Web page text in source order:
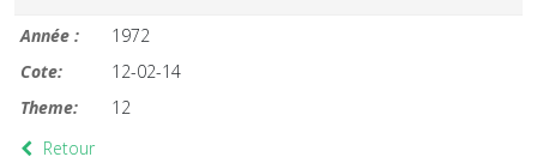
Année :
1972
Cote:
12-02-14
Theme:
12
Retour